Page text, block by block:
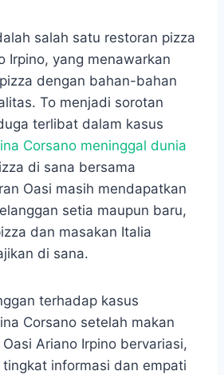
salah satu restoran pizza
Irpino, yang menawarkan
dengan bahan-bahan
To menjadi sorotan
terlibat dalam kasus
Corsano meninggal dunia
di sana bersama
Oasi masih mendapatkan
setia maupun baru,
dan masakan Italia
di sana.
terhadap kasus
Corsano setelah makan
Ariano Irpino bervariasi,
informasi dan empati